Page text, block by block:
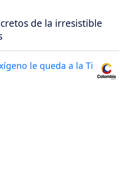
de la irresistible